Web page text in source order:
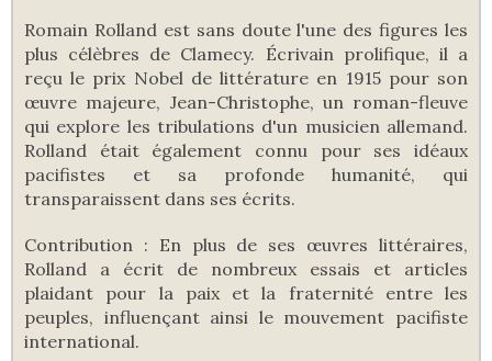
Romain Rolland est sans doute l'une des figures les
plus célèbres de Clamecy. Écrivain prolifique, il a
reçu le prix Nobel de littérature en 1915 pour son
œuvre majeure, Jean-Christophe, un roman-fleuve
qui explore les tribulations d'un musicien allemand.
Rolland était également connu pour ses idéaux
pacifistes et sa profonde humanité, qui
transparaissent dans ses écrits.
Contribution : En plus de ses œuvres littéraires,
Rolland a écrit de nombreux essais et articles
plaidant pour la paix et la fraternité entre les
peuples, influençant ainsi le mouvement pacifiste
international.